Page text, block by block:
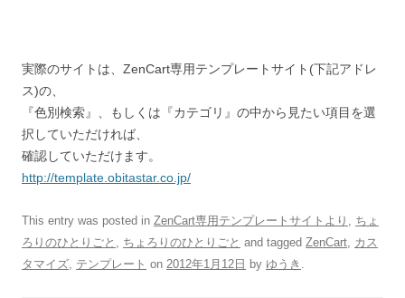
実際のサイトは、ZenCart専用テンプレートサイト(下記アドレ
ス)の、
『色別検索』、もしくは『カテゴリ』の中から見たい項目を選
択していただければ、
確認していただけます。
http://template.obitastar.co.jp/
This entry was posted in ZenCart専用テンプレートサイトより
ちょ
ろりのひとりごと
ちょろりのひとりごと and tagged ZenCart
カス
タマイズ テンプレート on 2012年1月12日 by ゆうき